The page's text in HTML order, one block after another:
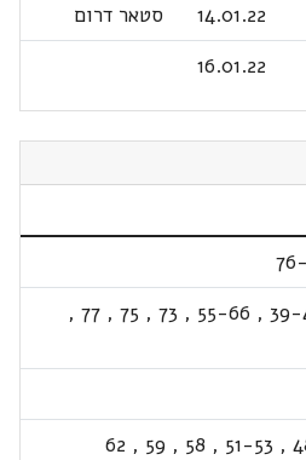
14.01.22
סטאר דרום
16.01.22
39-
,
55-66
,
73
,
75
,
77
,
,
51-53
,
58
,
59
,
62